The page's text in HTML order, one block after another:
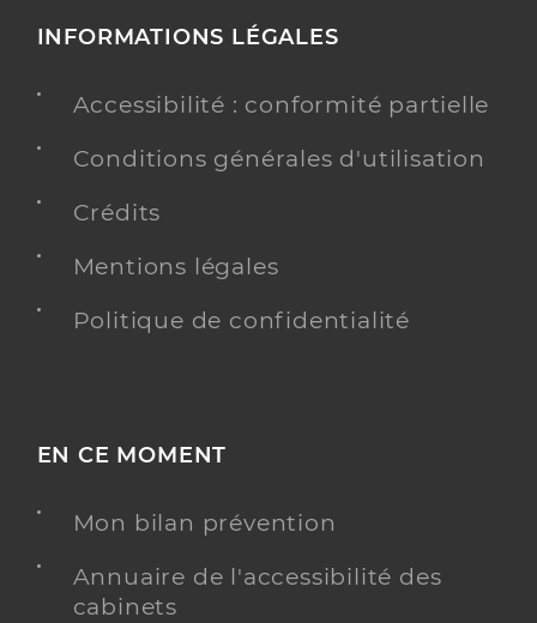
INFORMATIONS LÉGALES
Accessibilité : conformité partielle
Conditions générales d'utilisation
Crédits
Mentions légales
Politique de confidentialité
EN CE MOMENT
Mon bilan prévention
Annuaire de l'accessibilité des
cabinets